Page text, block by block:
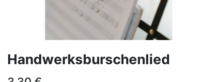
Handwerksburschenlied